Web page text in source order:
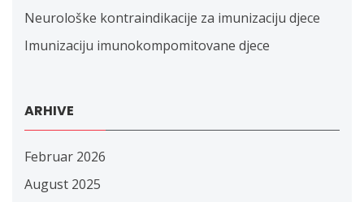
Neurološke kontraindikacije za imunizaciju djece
Imunizaciju imunokompomitovane djece
ARHIVE
Februar 2026
August 2025